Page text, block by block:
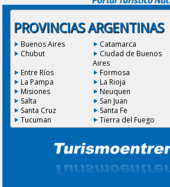
PROVINCIAS ARGENTINAS
Buenos Aires Catamarca
Chubut
Ciudad de Buenos
Aires
Entre Ríos
Formosa
La Pampa
La Rioja
Misiones
Neuquen
Salta
San Juan
Santa Cruz
Santa Fe
Tucuman
Tierra del Fuego